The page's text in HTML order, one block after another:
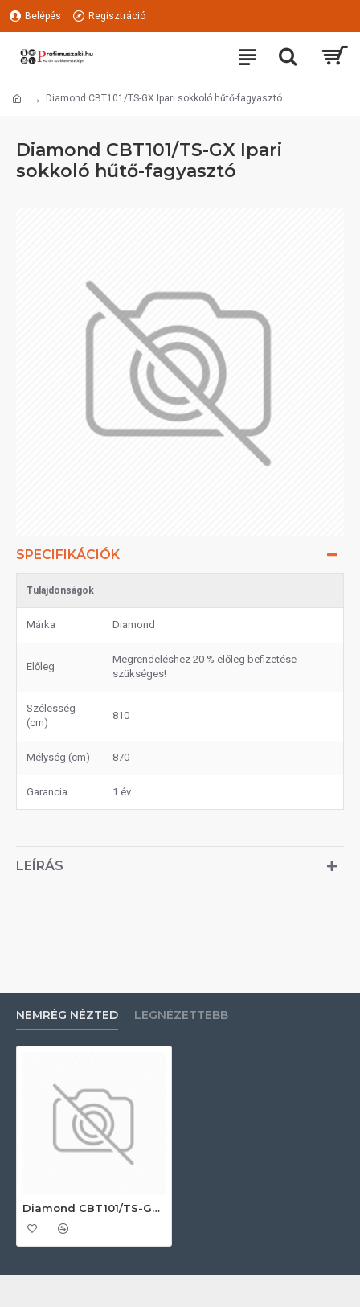
Belépés Regisztráció
Diamond CBT101/TS-GX Ipari sokkoló hűtő-fagyasztó
Diamond CBT101/TS-GX Ipari
sokkoló hűtő-fagyasztó
SPECIFIKÁCIÓK
Tulajdonságok
Márka Diamond
Előleg
Megrendeléshez 20 % előleg befizetése
szükséges!
Szélesség
(cm)
810
Mélység (cm) 870
Garancia 1 év
LEÍRÁS
NEMRÉG NÉZTED LEGNÉZETTEBB
Diamond CBT101/TS-GX Ipari sokkoló hűtő-fagyasztó